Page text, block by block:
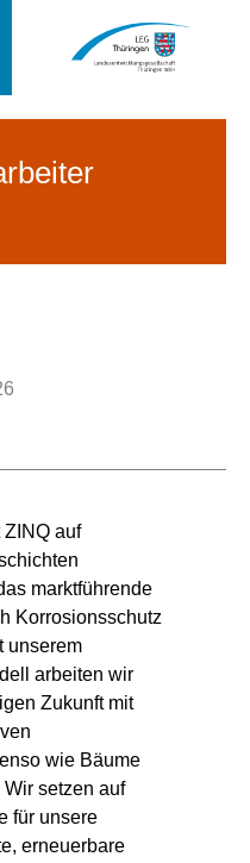
auf
marktführende
Korrosionsschutz
unserem
arbeiten wir
Zukunft mit
wie Bäume
setzen auf
für unsere
erneuerbare